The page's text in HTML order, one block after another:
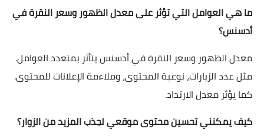
ما هي العوامل التي تؤثر على معدل الظهور وسعر النقرة في
أدسنس؟
معدل الظهور وسعر النقرة في أدسنس يتأثر بمتعدد العوامل.
مثل عدد الزيارات، نوعية المحتوى، وملاءمة الإعلانات للمحتوى.
كما يؤثر معدل الارتداد.
كيف يمكنني تحسين محتوى موقعي لجذب المزيد من الزوار؟